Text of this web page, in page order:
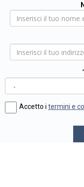
Accetto i termini e